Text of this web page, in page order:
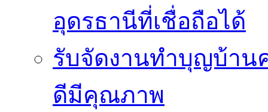
อุดรธานีที่เชื่อถือได้
รับจัดงานทำบุญบ้าน
ดีมีคุณภาพ